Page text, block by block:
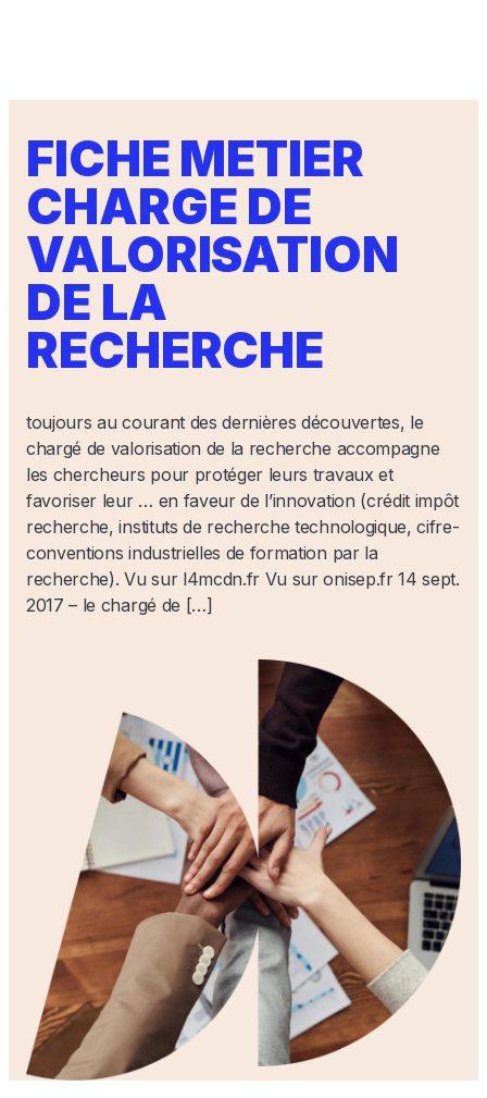
FICHE METIER
CHARGE DE
VALORISATION
DE LA
RECHERCHE
toujours au courant des dernières découvertes, le
chargé de valorisation de la recherche accompagne
les chercheurs pour protéger leurs travaux et
favoriser leur … en faveur de l’innovation (crédit impôt
recherche, instituts de recherche technologique, cifre-
conventions industrielles de formation par la
recherche). Vu sur l4mcdn.fr Vu sur onisep.fr 14 sept.
2017 – le chargé de […]